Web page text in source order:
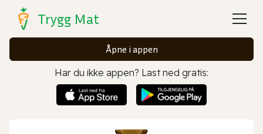
Trygg Mat
Åpne i appen
Har du ikke appen? Last ned gratis: